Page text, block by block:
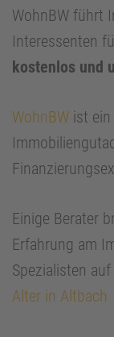
WohnBW führt
Interessenten
kostenlos und
WohnBW ist
Einige Berater
Erfahrung am
Spezialisten
Alter in Altbach